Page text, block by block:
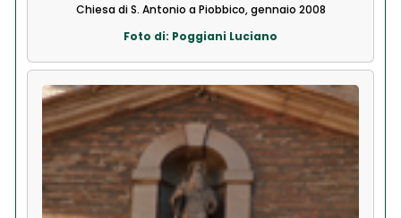
Chiesa di S. Antonio a Piobbico, gennaio 2008
Foto di: Poggiani Luciano